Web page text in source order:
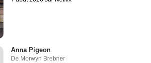
Anna Pigeon
De Morwyn Brebner